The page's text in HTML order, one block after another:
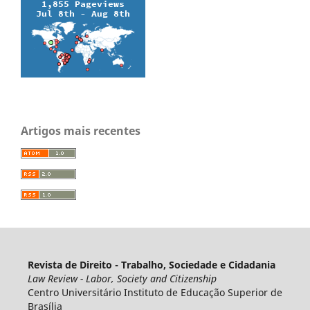
Artigos mais recentes
Revista de Direito - Trabalho, Sociedade e Cidadania
Law Review - Labor, Society and Citizenship
Centro Universitário Instituto de Educação Superior de
Brasília